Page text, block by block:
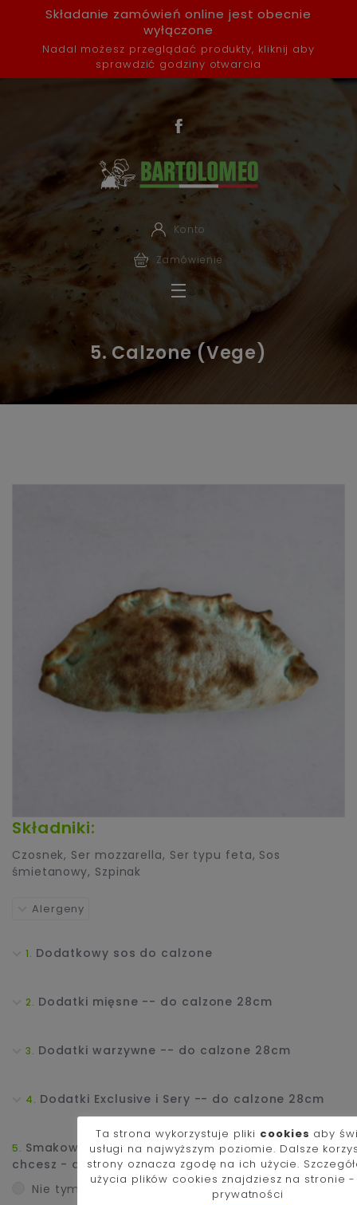
Składanie zamówień online jest obecnie
wyłączone
Nadal możesz przeglądać produkty, kliknij aby
sprawdzić godziny otwarcia
Konto
Zamówienie
5. Calzone (Vege)
Składniki:
Czosnek, Ser mozzarella, Ser typu feta, Sos
śmietanowy, Szpinak
Alergeny
Dodatkowy sos do calzone
Dodatki mięsne -- do calzone 28cm
Dodatki warzywne -- do calzone 28cm
Dodatki Exclusive i Sery -- do calzone 28cm
Smakowało Ci i zamawiasz kolejny raz? Jeśli
chcesz - dorzuć napiwek dla kucharza :)
Nie tym razem
Ta strona wykorzystuje pliki cookies aby
usługi na najwyższym poziomie. Dalsze
strony oznacza zgodę na ich użycie.
użycia plików cookies znajdziesz na stronie
prywatności